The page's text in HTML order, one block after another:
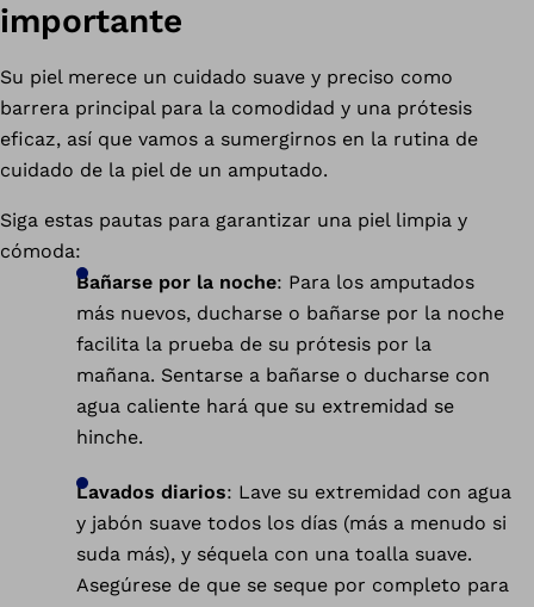
importante
Su piel merece un cuidado suave y preciso como
barrera principal para la comodidad y una prótesis
eficaz, así que vamos a sumergirnos en la rutina de
cuidado de la piel de un amputado.
Siga estas pautas para garantizar una piel limpia y
cómoda:
Bañarse por la noche: Para los amputados
más nuevos, ducharse o bañarse por la noche
facilita la prueba de su prótesis por la
mañana. Sentarse a bañarse o ducharse con
agua caliente hará que su extremidad se
hinche.
Lavados diarios: Lave su extremidad con agua
y jabón suave todos los días (más a menudo si
suda más), y séquela con una toalla suave.
Asegúrese de que se seque por completo para